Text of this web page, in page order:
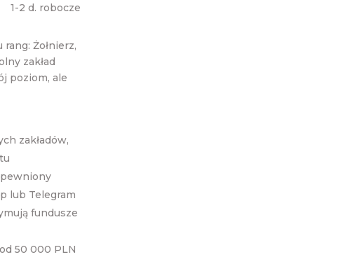
1-2 d. robocze
Żołnierz,
zakład
poziom, ale
zakładów,
lub Telegram
fundusze
50 000 PLN